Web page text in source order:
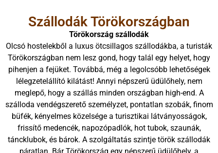
Szállodák Törökországban
Törökország szállodák
Olcsó hostelekből a luxus ötcsillagos szállodákba, a turisták
Törökországban nem lesz gond, hogy talál egy helyet, hogy
pihenjen a fejüket. Továbbá, még a legolcsóbb lehetőségek
lélegzetelállító kilátást! Annyi népszerű üdülőhely, nem
meglepő, hogy a szállás minden országban high-end. A
szálloda vendégszerető személyzet, pontatlan szobák, finom
büfék, kényelmes közelsége a turisztikai látványosságok,
frissítő medencék, napozópadlók, hot tubok, szaunák,
táncklubok, és bárok. A szolgáltatás szintje török szállodák